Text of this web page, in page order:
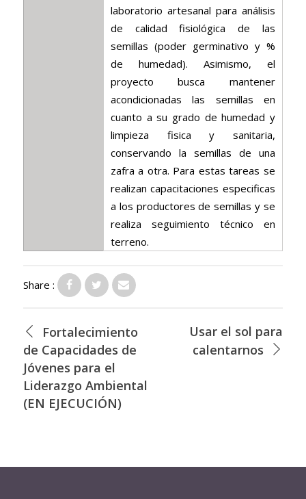
laboratorio artesanal para análisis
de calidad fisiológica de las
semillas (poder germinativo y %
de humedad). Asimismo, el
proyecto busca mantener
acondicionadas las semillas en
cuanto a su grado de humedad y
limpieza fisica y sanitaria,
conservando la semillas de una
zafra a otra. Para estas tareas se
realizan capacitaciones especificas
a los productores de semillas y se
realiza seguimiento técnico en
terreno.
Share :
Fortalecimiento
de Capacidades de
Jóvenes para el
Liderazgo Ambiental
(EN EJECUCIÓN)
Usar el sol para
calentarnos